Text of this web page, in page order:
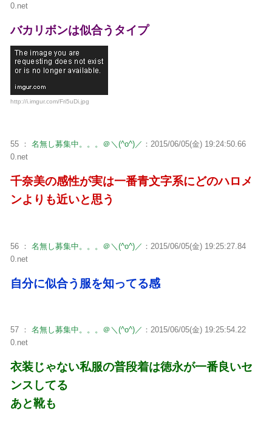
0.net
バカリボンは似合うタイプ
http://i.imgur.com/Fri5uDi.jpg
55 ： 名無し募集中。。。＠＼(^o^)／ ：2015/06/05(金) 19:24:50.66
0.net
千奈美の感性が実は一番青文字系にどのハロメ
ンよりも近いと思う
56 ： 名無し募集中。。。＠＼(^o^)／ ：2015/06/05(金) 19:25:27.84
0.net
自分に似合う服を知ってる感
57 ： 名無し募集中。。。＠＼(^o^)／ ：2015/06/05(金) 19:25:54.22
0.net
衣装じゃない私服の普段着は徳永が一番良いセ
ンスしてる
あと靴も